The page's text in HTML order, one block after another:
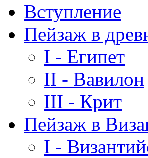
Вступление
Пейзаж в
I - Египет
II - Вавилон
III - Крит
Пейзаж в
I -